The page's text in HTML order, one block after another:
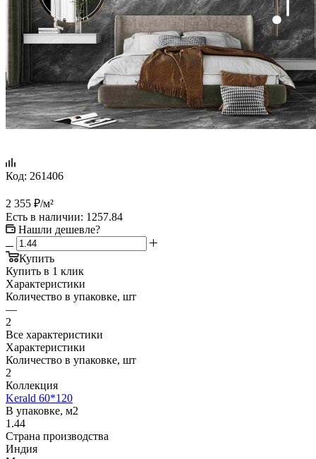
Код: 261406
2 355 ₽/м²
Есть в наличии: 1257.84
Нашли дешевле?
Купить
Купить в 1 клик
Характеристики
Количество в упаковке, шт
—
2
Все характеристики
Характеристики
Количество в упаковке, шт
2
Коллекция
Kerald 60*120
В упаковке, м2
1.44
Страна производства
Индия